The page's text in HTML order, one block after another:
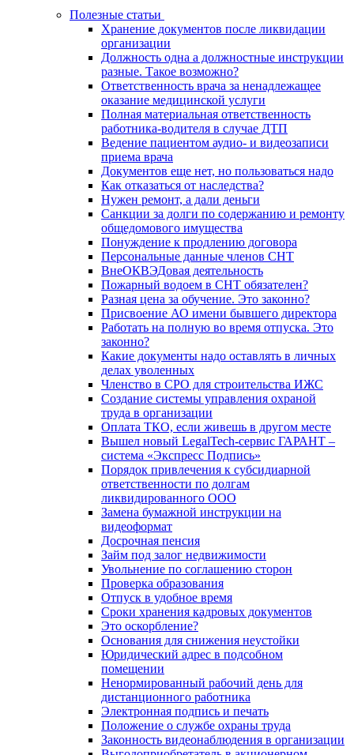
Полезные статьи
Хранение документов после ликвидации
организации
Должность одна а должностные инструкции
разные. Такое возможно?
Ответственность врача за ненадлежащее
оказание медицинской услуги
Полная материальная ответственность
работника-водителя в случае ДТП
Ведение пациентом аудио- и видеозаписи
приема врача
Документов еще нет, но пользоваться надо
Как отказаться от наследства?
Нужен ремонт, а дали деньги
Санкции за долги по содержанию и ремонту
общедомового имущества
Понуждение к продлению договора
Персональные данные членов СНТ
ВнеОКВЭДовая деятельность
Пожарный водоем в СНТ обязателен?
Разная цена за обучение. Это законно?
Присвоение АО имени бывшего директора
Работать на полную во время отпуска. Это
законно?
Какие документы надо оставлять в личных
делах уволенных
Членство в СРО для строительства ИЖС
Создание системы управления охраной
труда в организации
Оплата ТКО, если живешь в другом месте
Вышел новый LegalTech-сервис ГАРАНТ –
система «Экспресс Подпись»
Порядок привлечения к субсидиарной
ответственности по долгам
ликвидированного ООО
Замена бумажной инструкции на
видеоформат
Досрочная пенсия
Займ под залог недвижимости
Увольнение по соглашению сторон
Проверка образования
Отпуск в удобное время
Сроки хранения кадровых документов
Это оскорбление?
Основания для снижения неустойки
Юридический адрес в подсобном
помещении
Ненормированный рабочий день для
дистанционного работника
Электронная подпись и печать
Положение о службе охраны труда
Законность видеонаблюдения в организации